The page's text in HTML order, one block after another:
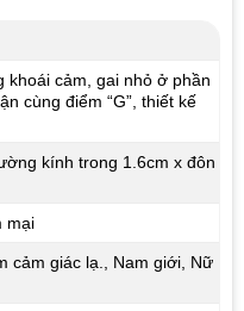
khoái cảm, gai nhỏ ở phần
cùng điểm “G”, thiết kế
kính trong 1.6cm x đôn
mại
cảm giác lạ., Nam giới, Nữ